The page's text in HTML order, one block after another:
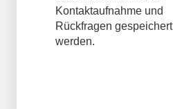
Kontaktaufnahme und
Rückfragen gespeichert
werden.